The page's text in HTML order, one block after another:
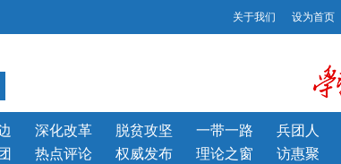
关于我们 设为首页
深化改革
脱贫攻坚
热点评论 权威发布
一带一路 兵团人
理论之窗
访惠聚